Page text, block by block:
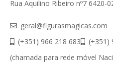
Rua Aquilino Ribeiro nº7 6420-
geral@figurasmagicas.com
(+351) 966 218 683
(+351)
(chamada para rede móvel